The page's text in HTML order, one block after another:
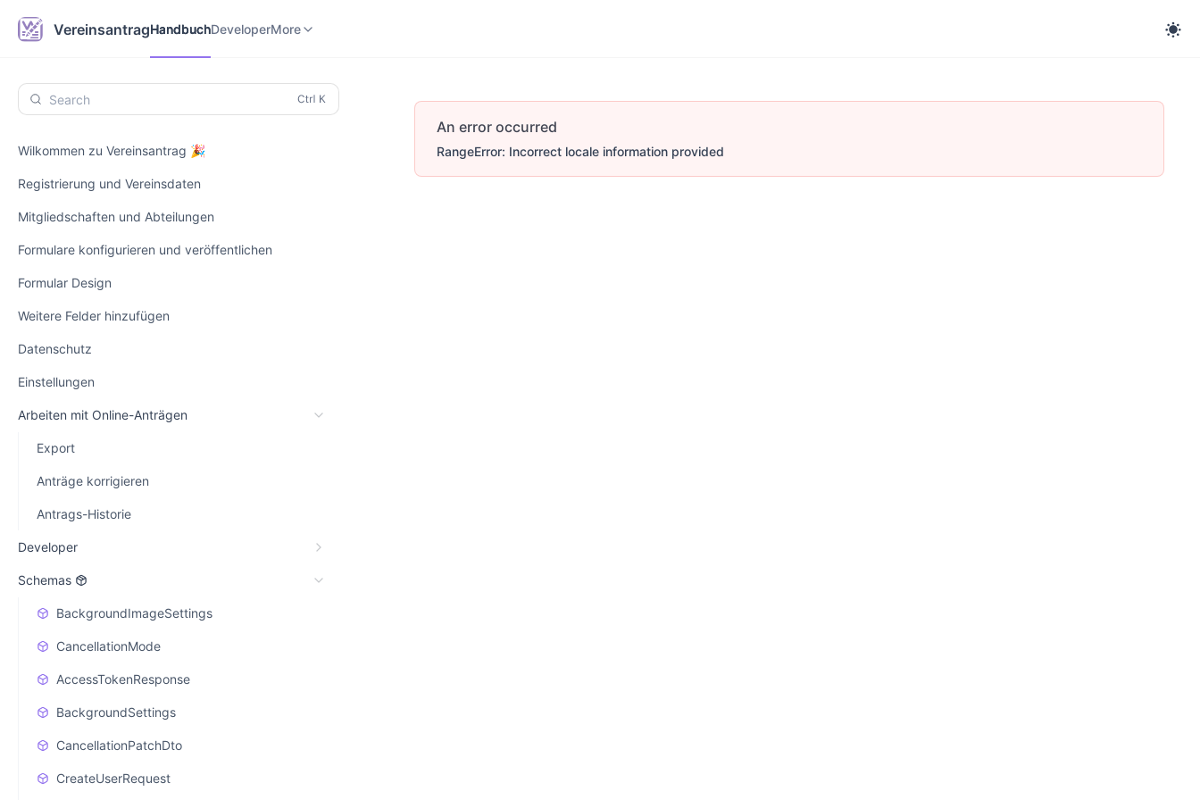
VereinsantragHandbuchDeveloperMore
Search
Wilkommen zu Vereinsantrag 🎉
Registrierung und Vereinsdaten
Mitgliedschaften und Abteilungen
Formulare konfigurieren und veröffentlichen
Formular Design
Weitere Felder hinzufügen
Datenschutz
Einstellungen
Arbeiten mit Online-Anträgen
Export
Anträge korrigieren
Antrags-Historie
Developer
Schemas
BackgroundImageSettings
CancellationMode
AccessTokenResponse
BackgroundSettings
CancellationPatchDto
CreateUserRequest
An error occurred
RangeError: Incorrect locale information provided